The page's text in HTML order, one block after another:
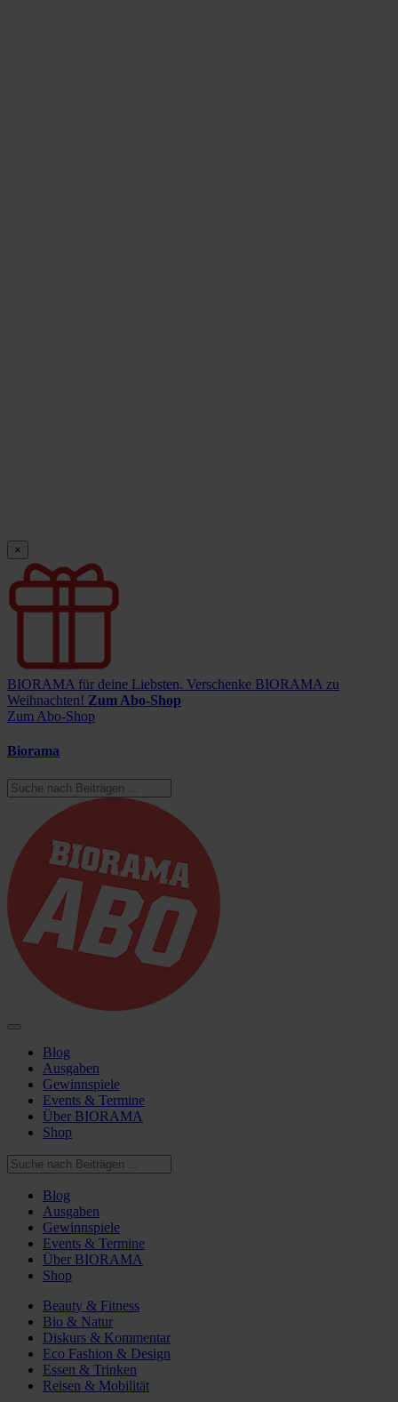
×
BIORAMA für deine Liebsten. Verschenke BIORAMA zu
Weihnachten! Zum Abo-Shop
Zum Abo-Shop
Biorama
Blog
Ausgaben
Gewinnspiele
Events & Termine
Über BIORAMA
Shop
Blog
Ausgaben
Gewinnspiele
Events & Termine
Über BIORAMA
Shop
Beauty & Fitness
Bio & Natur
Diskurs & Kommentar
Eco Fashion & Design
Essen & Trinken
Reisen & Mobilität